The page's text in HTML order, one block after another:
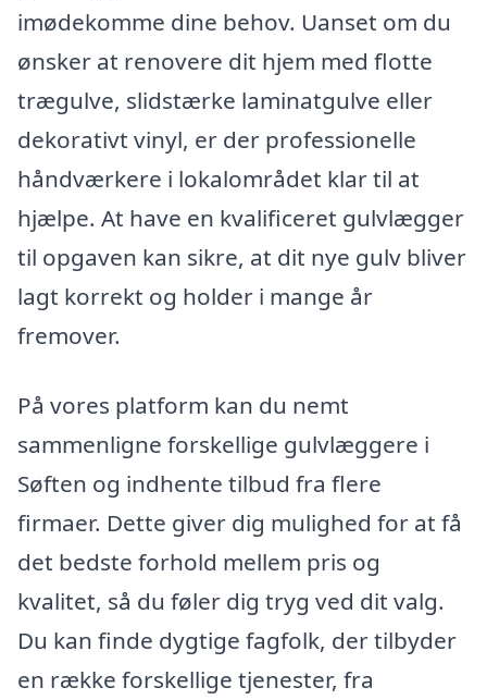
imødekomme dine behov. Uanset om du
ønsker at renovere dit hjem med flotte
trægulve, slidstærke laminatgulve eller
dekorativt vinyl, er der professionelle
håndværkere i lokalområdet klar til at
hjælpe. At have en kvalificeret gulvlægger
til opgaven kan sikre, at dit nye gulv bliver
lagt korrekt og holder i mange år
fremover.
På vores platform kan du nemt
sammenligne forskellige gulvlæggere i
Søften og indhente tilbud fra flere
firmaer. Dette giver dig mulighed for at få
det bedste forhold mellem pris og
kvalitet, så du føler dig tryg ved dit valg.
Du kan finde dygtige fagfolk, der tilbyder
en række forskellige tjenester, fra